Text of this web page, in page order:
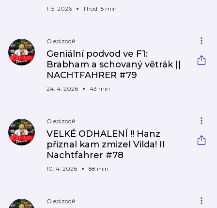
1. 5. 2026 1 hod 15 min
O epizodě
Geniální podvod ve F1:
Brabham a schovaný větrák ||
NACHTFAHRER #79
24. 4. 2026 43 min
O epizodě
VELKÉ ODHALENÍ !! Hanz
přiznal kam zmizel Vilda! II
Nachtfahrer #78
10. 4. 2026 58 min
O epizodě